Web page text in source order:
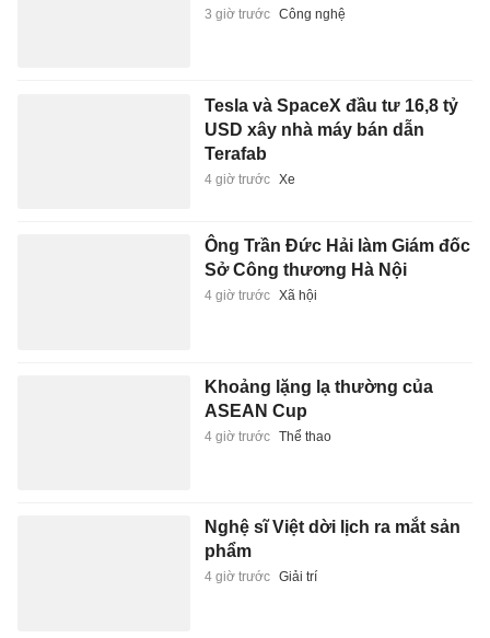
3 giờ trước Công nghệ
Tesla và SpaceX đầu tư 16,8 tỷ
USD xây nhà máy bán dẫn
Terafab
4 giờ trước Xe
Ông Trần Đức Hải làm Giám đốc
Sở Công thương Hà Nội
4 giờ trước Xã hội
Khoảng lặng lạ thường của
ASEAN Cup
4 giờ trước Thể thao
Nghệ sĩ Việt dời lịch ra mắt sản
phẩm
4 giờ trước Giải trí